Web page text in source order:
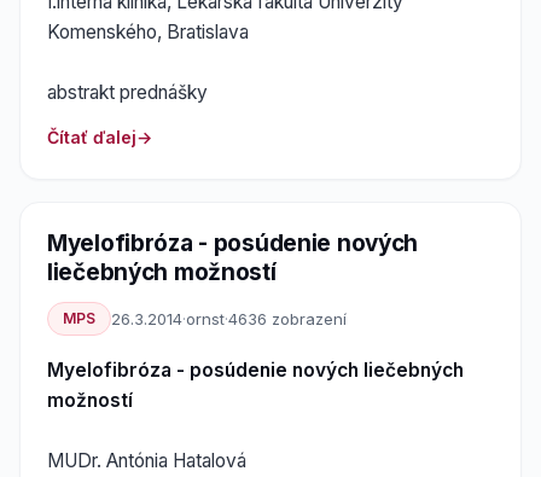
Komenského, Bratislava
abstrakt prednášky
Čítať ďalej
Myelofibróza - posúdenie nových
liečebných možností
MPS 26.3.2014·ornst·4636 zobrazení
Myelofibróza - posúdenie nových liečebných
možností
MUDr. Antónia Hatalová